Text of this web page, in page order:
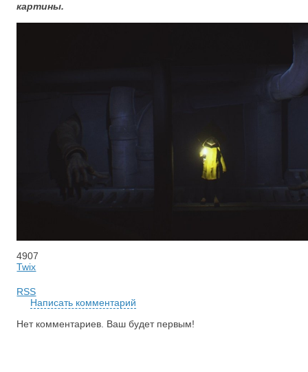
картины.
4907
Twix
RSS
Написать комментарий
Нет комментариев. Ваш будет первым!